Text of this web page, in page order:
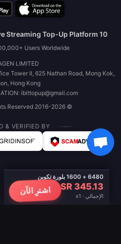
6480 + 1600 بلورة تكوين
SR 345.13
الإجمالي · x1
اشترِ الآن
10 Years Trusted Game & Live Streaming Top-Up Platform
Users Worldwide
LIMITED
Tower II, 625 Nathan Road, Mong Kok,
Hong Kong
ibittopup@gmail.com
© 2016-2026 BitTopup. All Rights Reserved.
& VERIFIED BY